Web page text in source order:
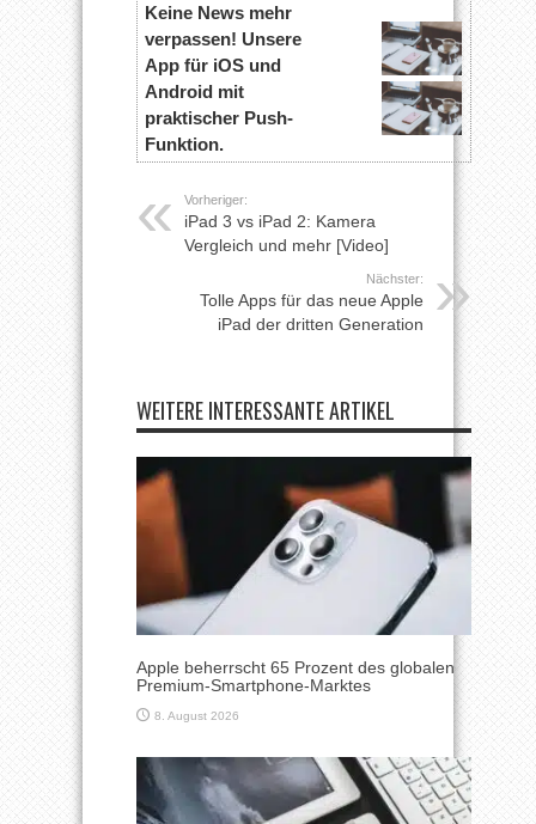
Keine News mehr
verpassen! Unsere
App für iOS und
Android mit
praktischer Push-
Funktion.
Vorheriger:
iPad 3 vs iPad 2: Kamera
Vergleich und mehr [Video]
Nächster:
Tolle Apps für das neue Apple
iPad der dritten Generation
WEITERE INTERESSANTE ARTIKEL
Apple beherrscht 65 Prozent des globalen
Premium-Smartphone-Marktes
8. August 2026